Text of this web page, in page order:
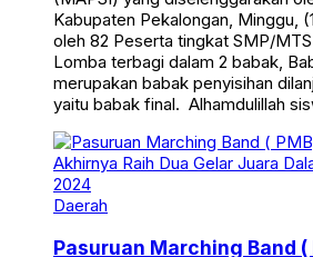
Kabupaten Pekalongan, Minggu,
oleh 82 Peserta tingkat SMP/
Lomba terbagi dalam 2 babak,
merupakan babak penyisihan
yaitu babak final. Alhamdulillah
Daerah
Pasuruan Marching Band (